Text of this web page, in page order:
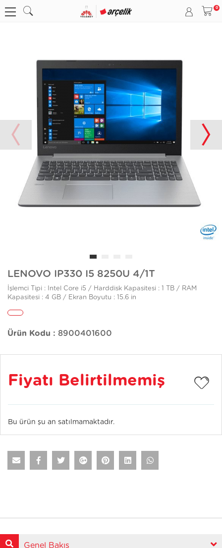
LENOVO IP330 I5 8250U 4/1T
İşlemci Tipi : Intel Core i5 / Harddisk Kapasitesi : 1 TB / RAM
Kapasitesi : 4 GB / Ekran Boyutu : 15.6 in
Ürün Kodu : 8900401600
Fiyatı Belirtilmemiş
Bu ürün şu an satılmamaktadır.
Genel Bakış